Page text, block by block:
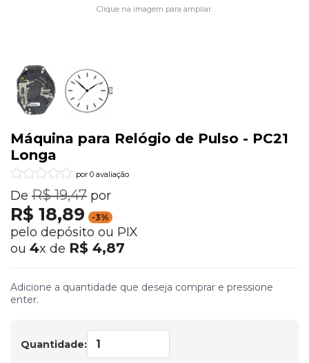
Clique na imagem para ampliar.
Máquina para Relógio de Pulso - PC21
Longa
por 0 avaliação
De R$ 19,47 por
R$ 18,89 -3%
pelo depósito ou PIX
ou 4x de R$ 4,87
Adicione a quantidade que deseja comprar e pressione
enter.
Quantidade: